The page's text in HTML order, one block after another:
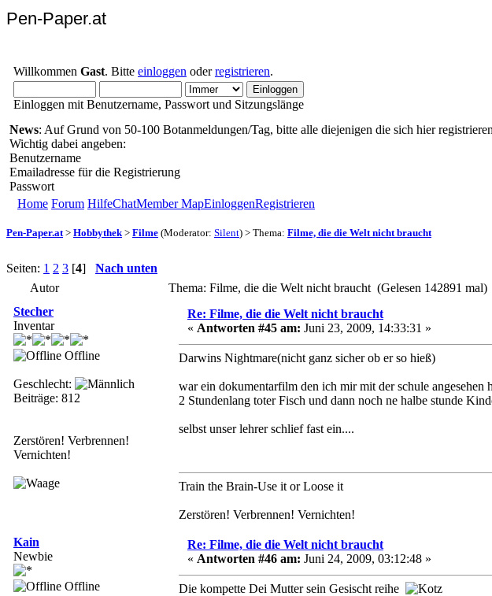
Pen-Paper.at
Willkommen Gast. Bitte einloggen oderregistrieren.
Einloggen mit Benutzername, Passwort und Sitzungslänge
News: Auf Grund von 50-100 Botanmeldungen/Tag, bitte alle diejenigen die sich hier
Wichtig dabei angeben:
Benutzername
Emailadresse für die Registrierung
Passwort
Home Forum HilfeChatMember MapEinloggenRegistrieren
Pen-Paper.at > Hobbythek > Filme (Moderator: Silent) > Thema: Filme, die die Welt nicht braucht
Seiten: 1 2 3 [4] Nach unten
Autor
Thema: Filme, die die Welt nicht braucht (Gelesen 142891 mal)
Stecher
Inventar
Offline
Geschlecht:
Beiträge: 812
Zerstören! Verbrennen!
Vernichten!
Re: Filme, die die Welt nicht braucht
« Antworten #45 am: Juni 23, 2009, 14:33:31 »
Darwins Nightmare(nicht ganz sicher ob er so hieß)
war ein dokumentarfilm den ich mir mit der schule angesehen
2 Stundenlang toter Fisch und dann noch ne halbe stunde
selbst unser lehrer schlief fast ein....
Train the Brain-Use it or Loose it
Zerstören! Verbrennen! Vernichten!
Kain
Newbie
Offline
Re: Filme, die die Welt nicht braucht
« Antworten #46 am: Juni 24, 2009, 03:12:48 »
Die kompette Dei Mutter sein Gesischt reihe